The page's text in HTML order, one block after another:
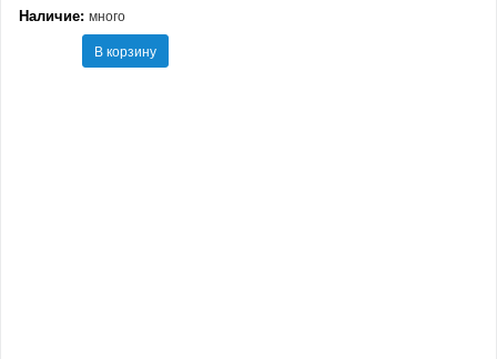
Наличие: много
В корзину